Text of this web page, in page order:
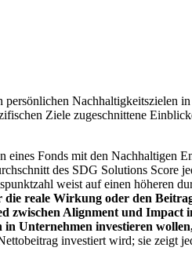
Nachhaltigkeitszielen
Ziele zugeschnittene
Fonds mit den Nachhaltigen
des SDG Solutions Score
weist auf einen höheren
reale Wirkung oder den
zwischen Alignment und
Unternehmen investieren
investiert wird; sie zeigt